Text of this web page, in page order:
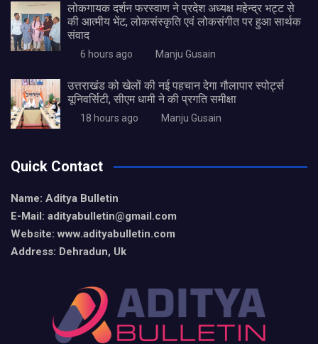
लोकगायक दर्शन फरस्वाण ने प्रदेश अध्यक्ष महेन्द्र भट्ट से
की आत्मीय भेंट, लोकसंस्कृति एवं लोकसंगीत पर हुआ सार्थक
संवाद
6 hours ago Manju Gusain
उत्तराखंड को खेलों की नई पहचान देगा गौलापार स्पोर्ट्स
यूनिवर्सिटी, सीएम धामी ने की प्रगति समीक्षा
18 hours ago Manju Gusain
Quick Contact
Name: Aditya Bulletin
E-Mail: adityabulletin@gmail.com
Website: www.adityabulletin.com
Address: Dehradun, Uk